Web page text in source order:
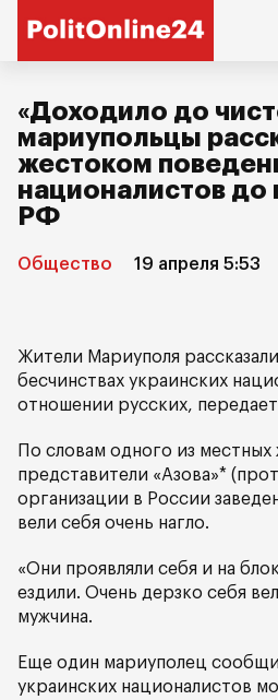
«Доходило до
мариупольцы
жестоком
националистов до
РФ
Общество 19 апреля 5:53
Жители Мариуполя
бесчинствах украинских
отношении русских, передает
По словам одного из местных
представители «Азова»*
организации в России
вели себя очень нагло.
«Они проявляли себя и на
ездили. Очень дерзко себя
мужчина.
Еще один мариуполец
украинских националистов